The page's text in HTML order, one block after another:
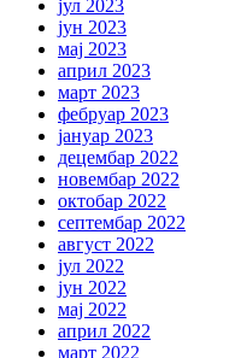
јул 2023
јун 2023
мај 2023
април 2023
март 2023
фебруар 2023
јануар 2023
децембар 2022
новембар 2022
октобар 2022
септембар 2022
август 2022
јул 2022
јун 2022
мај 2022
април 2022
март 2022